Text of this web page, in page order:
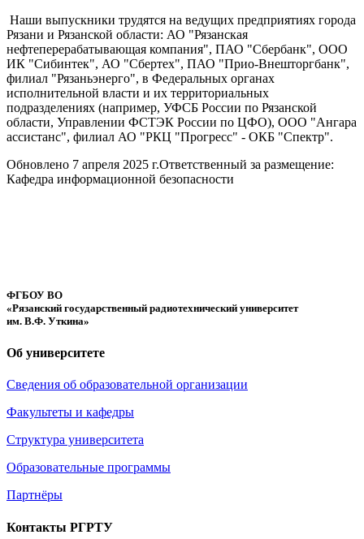
Наши выпускники трудятся на ведущих предприятиях города
Рязани и Рязанской области: АО "Рязанская
нефтеперерабатывающая компания", ПАО "Сбербанк", ООО
ИК "Сибинтек", АО "Сбертех", ПАО "Прио-Внешторгбанк",
филиал "Рязаньэнерго", в Федеральных органах
исполнительной власти и их территориальных
подразделениях (например, УФСБ России по Рязанской
области, Управлении ФСТЭК России по ЦФО), ООО "Ангара
ассистанс", филиал АО "РКЦ "Прогресс" - ОКБ "Спектр".
Обновлено 7 апреля 2025 г.Ответственный за размещение:
Кафедра информационной безопасности
ФГБОУ ВО
«Рязанский государственный радиотехнический университет
им. В.Ф. Уткина»
Об университете
Сведения об образовательной организации
Факультеты и кафедры
Структура университета
Образовательные программы
Партнёры
Контакты РГРТУ